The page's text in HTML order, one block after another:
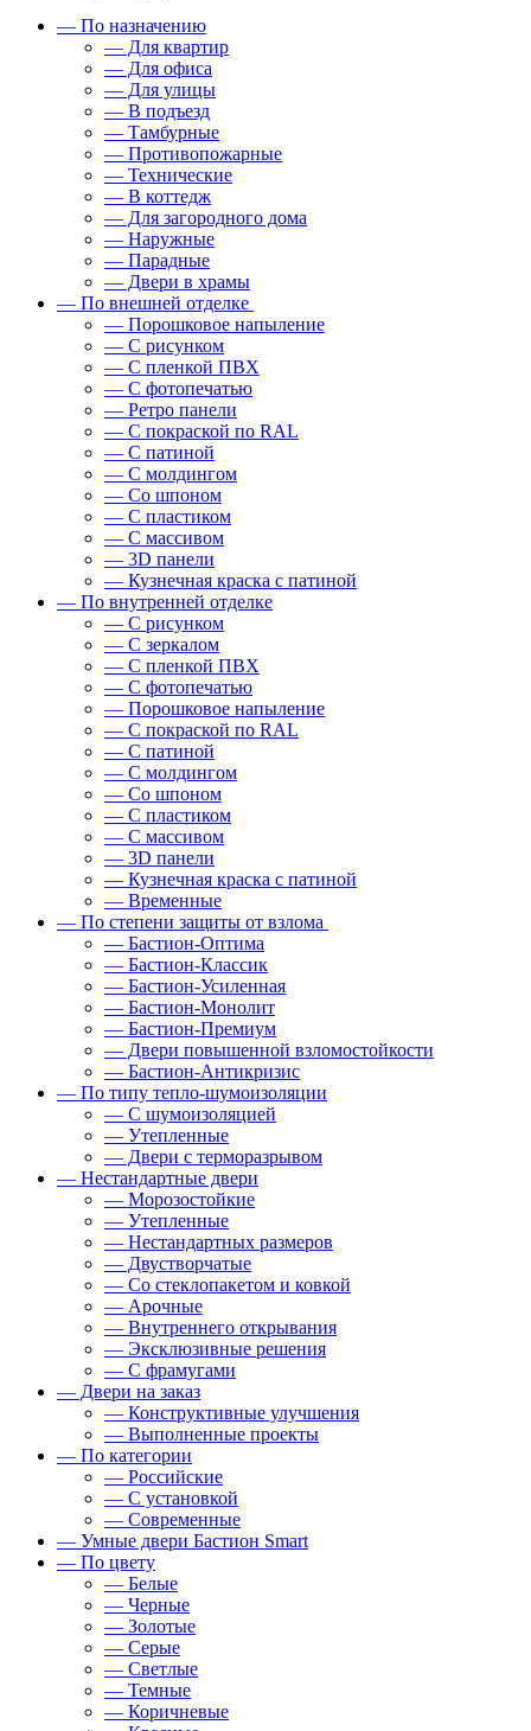
— По назначению
— Для квартир
— Для офиса
— Для улицы
— В подъезд
— Тамбурные
— Противопожарные
— Технические
— В коттедж
— Для загородного дома
— Наружные
— Парадные
— Двери в храмы
— По внешней отделке
— Порошковое напыление
— С рисунком
— С пленкой ПВХ
— С фотопечатью
— Ретро панели
— С покраской по RAL
— С патиной
— С молдингом
— Со шпоном
— С пластиком
— С массивом
— 3D панели
— Кузнечная краска с патиной
— По внутренней отделке
— С рисунком
— С зеркалом
— С пленкой ПВХ
— С фотопечатью
— Порошковое напыление
— С покраской по RAL
— С патиной
— С молдингом
— Со шпоном
— С пластиком
— С массивом
— 3D панели
— Кузнечная краска с патиной
— Временные
— По степени защиты от взлома
— Бастион-Оптима
— Бастион-Классик
— Бастион-Усиленная
— Бастион-Монолит
— Бастион-Премиум
— Двери повышенной взломостойкости
— Бастион-Антикризис
— По типу тепло-шумоизоляции
— С шумоизоляцией
— Утепленные
— Двери с терморазрывом
— Нестандартные двери
— Морозостойкие
— Утепленные
— Нестандартных размеров
— Двустворчатые
— Со стеклопакетом и ковкой
— Арочные
— Внутреннего открывания
— Эксклюзивные решения
— С фрамугами
— Двери на заказ
— Конструктивные улучшения
— Выполненные проекты
— По категории
— Российские
— С установкой
— Современные
— Умные двери Бастион Smart
— По цвету
— Белые
— Черные
— Золотые
— Серые
— Светлые
— Темные
— Коричневые